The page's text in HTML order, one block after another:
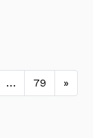
de
… 79 »